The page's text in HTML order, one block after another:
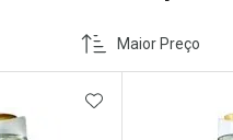
Maior Preço
ADICIONAR